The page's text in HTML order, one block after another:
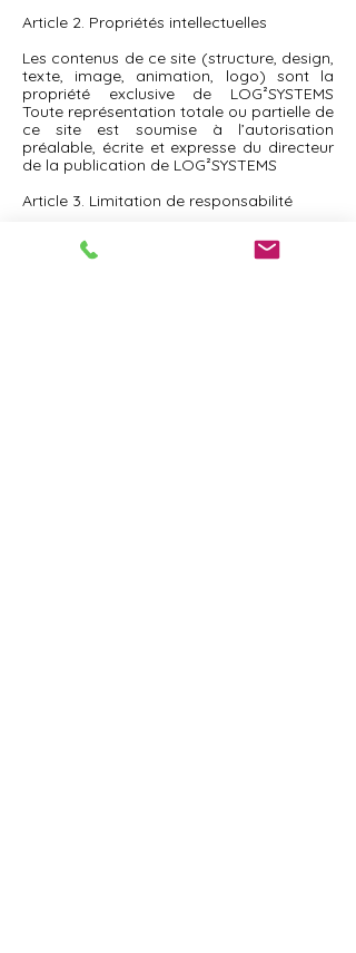
Article 2. Propriétés intellectuelles
Les contenus de ce site (structure, design,
texte, image, animation, logo) sont la
propriété exclusive de LOG²SYSTEMS
Toute représentation totale ou partielle de
ce site est soumise à l’autorisation
préalable, écrite et expresse du directeur
de la publication de LOG²SYSTEMS
Article 3. Limitation de responsabilité
Ce site ne saurait être tenu pour
responsable des erreurs rencontrées sur